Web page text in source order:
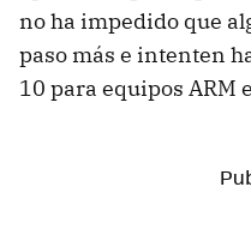
no ha impedido que
paso más e intenten
10 para equipos ARM